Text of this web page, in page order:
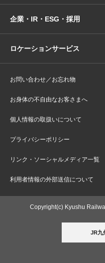
企業・IR・ESG・採用
ロケーションサービス
お問い合わせ／お忘れ物
お身体の不自由なお客さまへ
個人情報の取扱いについて
プライバシーポリシー
リンク・ソーシャルメディア一覧
利用者情報の外部送信について
Copyright(c) Kyushu
JR九